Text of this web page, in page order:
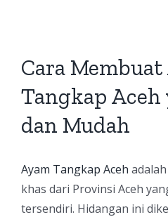
Larger
Cara
Tangkap Aceh
dan Mudah
Ayam Tangkap Aceh
khas dari Provinsi Aceh
tersendiri. Hidangan ini